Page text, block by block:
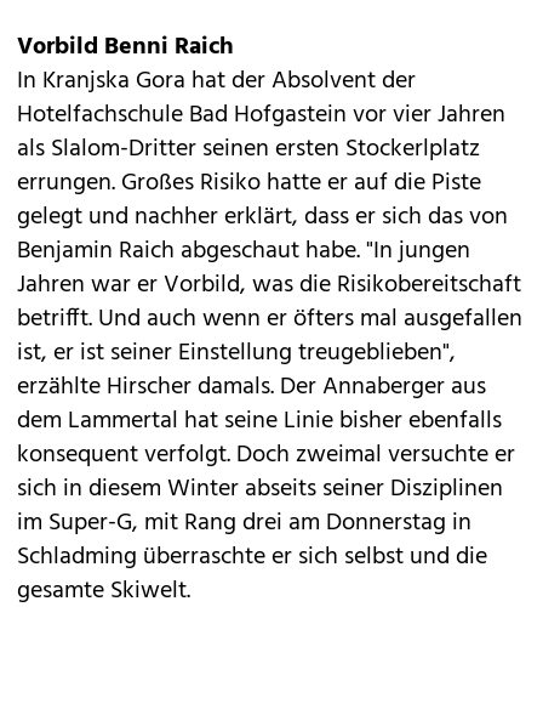
Vorbild Benni Raich
In Kranjska Gora hat der Absolvent der
Hotelfachschule Bad Hofgastein vor vier Jahren
als Slalom-Dritter seinen ersten Stockerlplatz
errungen. Großes Risiko hatte er auf die Piste
gelegt und nachher erklärt, dass er sich das von
Benjamin Raich abgeschaut habe. "In jungen
Jahren war er Vorbild, was die Risikobereitschaft
betrifft. Und auch wenn er öfters mal ausgefallen
ist, er ist seiner Einstellung treugeblieben",
erzählte Hirscher damals. Der Annaberger aus
dem Lammertal hat seine Linie bisher ebenfalls
konsequent verfolgt. Doch zweimal versuchte er
sich in diesem Winter abseits seiner Disziplinen
im Super-G, mit Rang drei am Donnerstag in
Schladming überraschte er sich selbst und die
gesamte Skiwelt.